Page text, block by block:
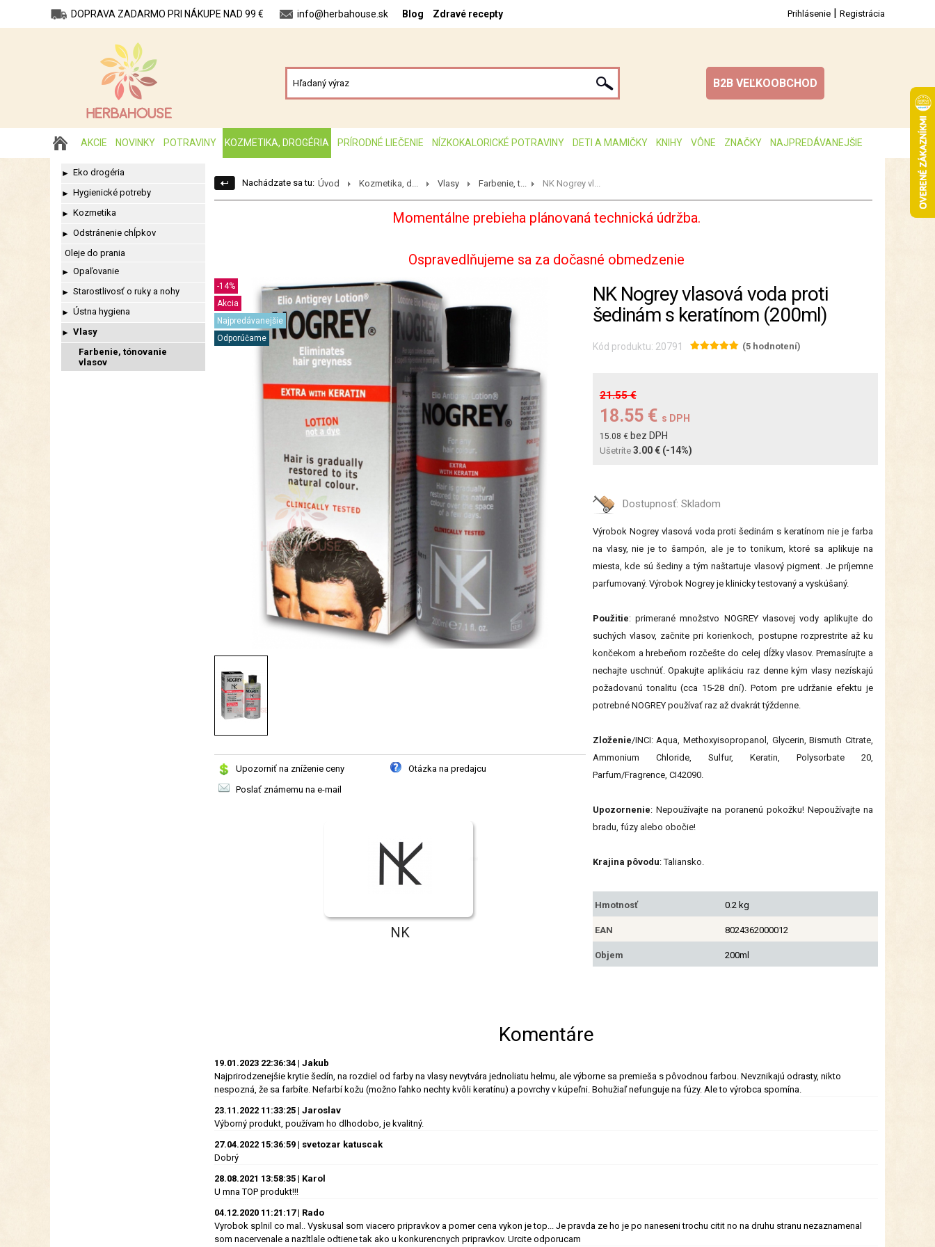
DOPRAVA ZADARMO PRI NÁKUPE NAD 99 € info@herbahouse.sk Blog Zdravé recepty Prihlásenie | Registrácia
B2B VEĽKOOBCHOD
AKCIE NOVINKY POTRAVINY KOZMETIKA, DROGÉRIA PRÍRODNÉ LIEČENIE NÍZKOKALORICKÉ POTRAVINY DETI A MAMIČKY KNIHY VÔNE ZNAČKY NAJPREDÁVANEJŠIE
► Eko drogéria
► Hygienické potreby
► Kozmetika
► Odstránenie chĺpkov
Oleje do prania
► Opaľovanie
► Starostlivosť o ruky a nohy
► Ústna hygiena
► Vlasy
Farbenie, tónovanie
vlasov
Nachádzate sa tu: Úvod Kozmetika, d... Vlasy Farbenie, t... NK Nogrey vl...
Momentálne prebieha plánovaná technická údržba.
Ospravedlňujeme sa za dočasné obmedzenie
-14%
Akcia
Najpredávanejšie
Odporúčame
Upozorniť na zníženie ceny
Otázka na predajcu
Poslať známemu na e-mail
NK
NK Nogrey vlasová voda proti
šedinám s keratínom (200ml)
Kód produktu: 20791 (5 hodnotení)
21.55 €
18.55 € s DPH
15.08 € bez DPH
Ušetríte 3.00 € (-14%)
Dostupnosť: Skladom
Výrobok Nogrey vlasová voda proti šedinám s keratínom nie je farba
na vlasy, nie je to šampón, ale je to tonikum, ktoré sa aplikuje na
miesta, kde sú šediny a tým naštartuje vlasový pigment. Je príjemne
parfumovaný. Výrobok Nogrey je klinicky testovaný a vyskúšaný.
Použitie: primerané množstvo NOGREY vlasovej vody aplikujte do
suchých vlasov, začnite pri korienkoch, postupne rozprestrite až ku
končekom a hrebeňom rozčešte do celej dĺžky vlasov. Premasírujte a
nechajte uschnúť. Opakujte aplikáciu raz denne kým vlasy nezískajú
požadovanú tonalitu (cca 15-28 dní). Potom pre udržanie efektu je
potrebné NOGREY používať raz až dvakrát týždenne.
Zloženie/INCI: Aqua, Methoxyisopropanol, Glycerin, Bismuth Citrate,
Ammonium Chloride, Sulfur, Keratin, Polysorbate 20,
Parfum/Fragrence, CI42090.
Upozornenie: Nepoužívajte na poranenú pokožku! Nepoužívajte na
bradu, fúzy alebo obočie!
Krajina pôvodu: Taliansko.
Hmotnosť 0.2 kg
EAN 8024362000012
Objem 200ml
Komentáre
19.01.2023 22:36:34 | Jakub
Najprirodzenejšie krytie šedín, na rozdiel od farby na vlasy nevytvára jednoliatu helmu, ale výborne sa premieša s pôvodnou farbou. Nevznikajú odrasty, nikto
nespozná, že sa farbíte. Nefarbí kožu (možno ľahko nechty kvôli keratínu) a povrchy v kúpeľni. Bohužiaľ nefunguje na fúzy. Ale to výrobca spomína.
23.11.2022 11:33:25 | Jaroslav
Výborný produkt, používam ho dlhodobo, je kvalitný.
27.04.2022 15:36:59 | svetozar katuscak
Dobrý
28.08.2021 13:58:35 | Karol
U mna TOP produkt!!!
04.12.2020 11:21:17 | Rado
Vyrobok splnil co mal.. Vyskusal som viacero pripravkov a pomer cena vykon je top... Je pravda ze ho je po naneseni trochu citit no na druhu stranu nezaznamenal
som nacervenale a nazltlale odtiene tak ako u konkurencnych pripravkov. Urcite odporucam